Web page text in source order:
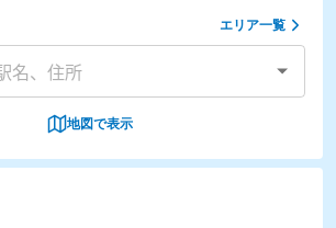
エリア一覧
地図で表示